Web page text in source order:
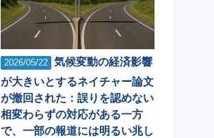
2026/05/22 気候変動の経済影響
が大きいとするネイチャー論文
が撤回された：誤りを認めない
相変わらずの対応がある一方
で、一部の報道には明るい兆し